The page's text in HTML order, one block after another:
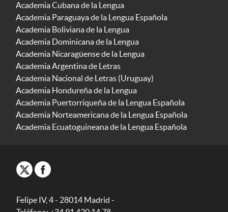
Academia Cubana de la Lengua
Academia Paraguaya de la Lengua Española
Academia Boliviana de la Lengua
Academia Dominicana de la Lengua
Academia Nicaragüense de la Lengua
Academia Argentina de Letras
Academia Nacional de Letras (Uruguay)
Academia Hondureña de la Lengua
Academia Puertorriqueña de la Lengua Española
Academia Norteamericana de la Lengua Española
Academia Ecuatoguineana de la Lengua Española
Felipe IV, 4 - 28014 Madrid -